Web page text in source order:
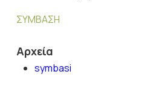
ΣΥΜΒΑΣΗ
Αρχεία
symbasi